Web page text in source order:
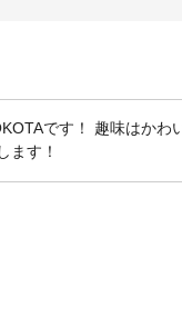
です！ 趣味はか
ます！